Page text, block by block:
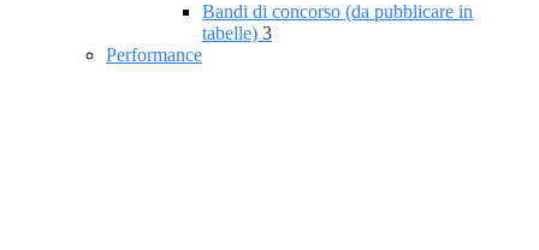
Bandi di concorso (da pubblicare in
tabelle) 3
Performance